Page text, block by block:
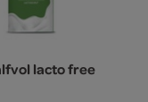
lacto free